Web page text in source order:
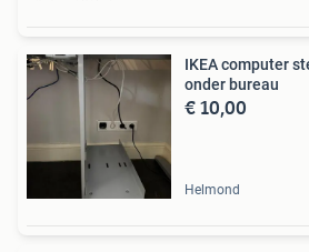
IKEA computer
onder bureau
€ 10,00
Helmond